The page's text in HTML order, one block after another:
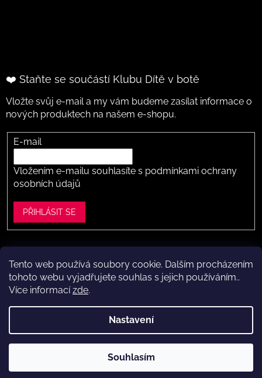
Tento web používá soubory cookie. Dalším procházením
tohoto webu vyjadřujete souhlas s jejich používáním..
Více informacízde.
Nastavení
Souhlasím
❤️ Staňte se součástí Klubu Dítě v botě
Vložte svůj e-mail a my vám budeme zasílat informace o
nových produktech na našem e-shopu.
E-mail
Vložením e-mailu souhlasíte s podmínkami ochrany
osobních údajů
PŘIHLÁSIT SE
Vytvořil Shoptet
ve Vestci (kousek za Prahou) – nožky změříme a poradíme s